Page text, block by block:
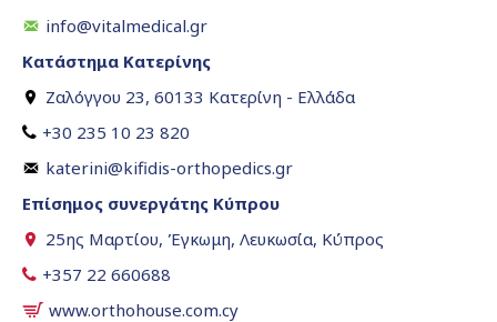
info@vitalmedical.gr
Κατάστημα Κατερίνης
Ζαλόγγου 23, 60133 Κατερίνη - Ελλάδα
+30 235 10 23 820
katerini@kifidis-orthopedics.gr
Επίσημος συνεργάτης Κύπρου
25ης Μαρτίου, Έγκωμη, Λευκωσία, Κύπρος
+357 22 660688
www.orthohouse.com.cy